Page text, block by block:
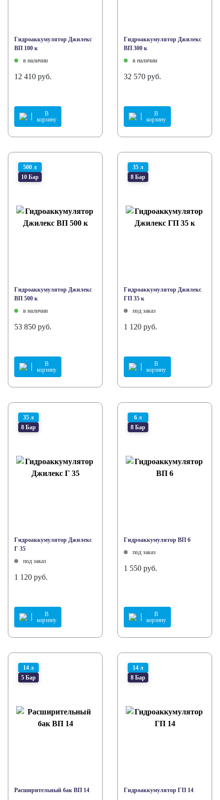
Гидроаккумулятор Джилекс
ВП 100 к
в наличии
12 410 руб.
В
корзину
Гидроаккумулятор Джилекс
ВП 300 к
в наличии
32 570 руб.
В
корзину
500 л
10 Бар
Гидроаккумулятор Джилекс
ВП 500 к
в наличии
53 850 руб.
В
корзину
35 л
8 Бар
Гидроаккумулятор Джилекс
ГП 35 к
под заказ
1 120 руб.
В
корзину
35 л
8 Бар
Гидроаккумулятор Джилекс
Г 35
под заказ
1 120 руб.
В
корзину
6 л
8 Бар
Гидроаккумулятор ВП 6
под заказ
1 550 руб.
В
корзину
14 л
5 Бар
Расширительный бак ВП 14
14 л
8 Бар
Гидроаккумулятор ГП 14